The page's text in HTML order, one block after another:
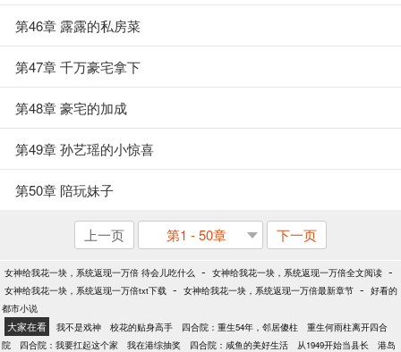
第46章 露露的私房菜
第47章 千万豪宅拿下
第48章 豪宅的加成
第49章 孙艺瑶的小惊喜
第50章 陪玩妹子
上一页 第1 - 50章 下一页
女神给我花一块，系统返现一万倍 待会儿吃什么 - 女神给我花一块，系统返现一万倍全文阅读 -
女神给我花一块，系统返现一万倍txt下载 - 女神给我花一块，系统返现一万倍最新章节 - 好看的
都市小说
大家在看 我不是戏神 校花的贴身高手 四合院：重生54年，邻居傻柱
重生何雨柱离开四合
院
四合院：我要扛起这个家 我在港综抽奖 四合院：咸鱼的美好生活 从1949开始当县长
港岛